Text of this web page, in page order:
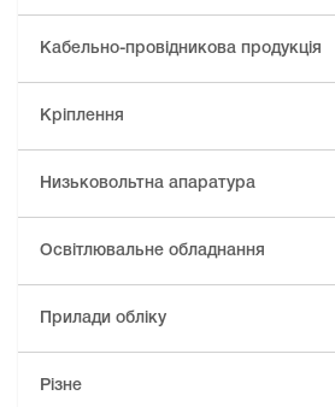
Кабельно-провідникова продукція
Кріплення
Низьковольтна апаратура
Освітлювальне обладнання
Прилади обліку
Різне